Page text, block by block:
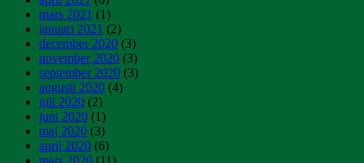
mars 2021 (1)
januari 2021 (2)
december 2020 (3)
november 2020 (3)
september 2020 (3)
augusti 2020 (4)
juli 2020 (2)
juni 2020 (1)
maj 2020 (3)
april 2020 (6)
mars 2020 (11)